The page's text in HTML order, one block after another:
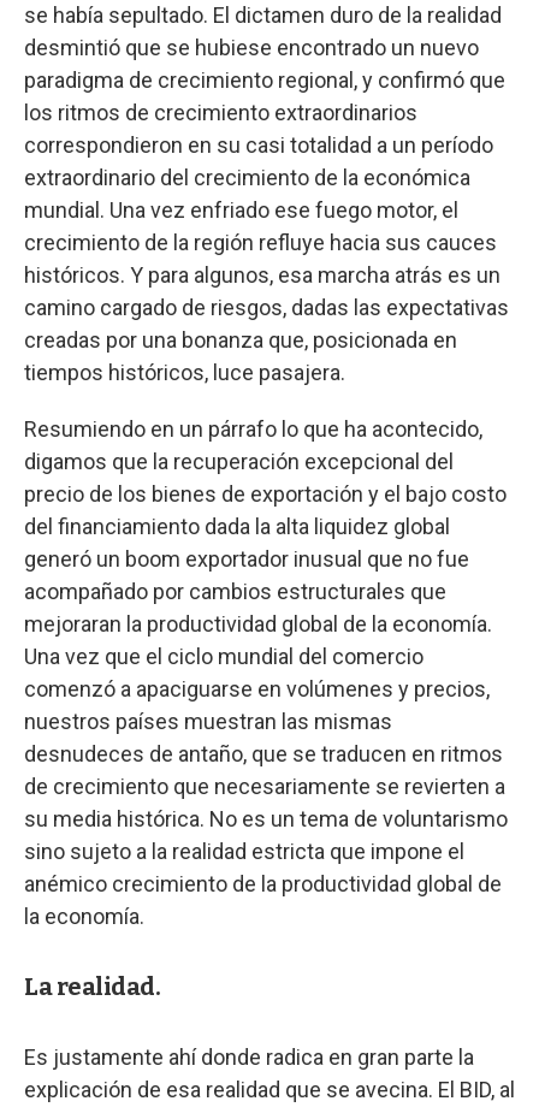
se había sepultado. El dictamen duro de la realidad
desmintió que se hubiese encontrado un nuevo
paradigma de crecimiento regional, y confirmó que
los ritmos de crecimiento extraordinarios
correspondieron en su casi totalidad a un período
extraordinario del crecimiento de la económica
mundial. Una vez enfriado ese fuego motor, el
crecimiento de la región refluye hacia sus cauces
históricos. Y para algunos, esa marcha atrás es un
camino cargado de riesgos, dadas las expectativas
creadas por una bonanza que, posicionada en
tiempos históricos, luce pasajera.
Resumiendo en un párrafo lo que ha acontecido,
digamos que la recuperación excepcional del
precio de los bienes de exportación y el bajo costo
del financiamiento dada la alta liquidez global
generó un boom exportador inusual que no fue
acompañado por cambios estructurales que
mejoraran la productividad global de la economía.
Una vez que el ciclo mundial del comercio
comenzó a apaciguarse en volúmenes y precios,
nuestros países muestran las mismas
desnudeces de antaño, que se traducen en ritmos
de crecimiento que necesariamente se revierten a
su media histórica. No es un tema de voluntarismo
sino sujeto a la realidad estricta que impone el
anémico crecimiento de la productividad global de
la economía.
La realidad.
Es justamente ahí donde radica en gran parte la
explicación de esa realidad que se avecina. El BID, al